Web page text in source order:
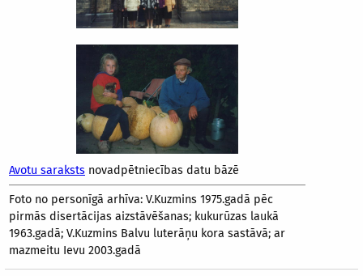
Avotu saraksts novadpētniecības datu bāzē
Foto no personīgā arhīva: V.Kuzmins 1975.gadā pēc
pirmās disertācijas aizstāvēšanas; kukurūzas laukā
1963.gadā; V.Kuzmins Balvu luterāņu kora sastāvā; ar
mazmeitu Ievu 2003.gadā